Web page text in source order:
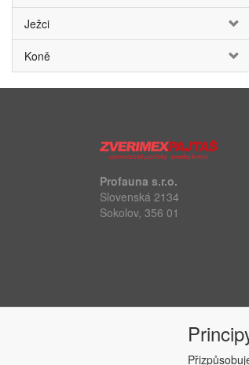
Ježci
Koně
Profauna s.r.o.
Slovenská 2134
Sokolov, 356 01